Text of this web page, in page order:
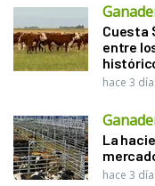
Cuesta
entre
hace 3
La
hace 3